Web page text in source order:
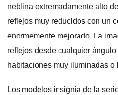
neblina extremadamente alto
reflejos muy reducidos con un
enormemente mejorado. La
reflejos desde cualquier
habitaciones muy iluminadas o
Los modelos insignia de la